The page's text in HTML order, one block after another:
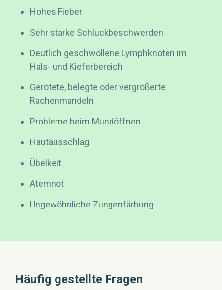
Hohes Fieber
Sehr starke Schluckbeschwerden
Deutlich geschwollene Lymphknoten im
Hals- und Kieferbereich
Gerötete, belegte oder vergrößerte
Rachenmandeln
Probleme beim Mundöffnen
Hautausschlag
Übelkeit
Atemnot
Ungewöhnliche Zungenfärbung
Häufig gestellte Fragen